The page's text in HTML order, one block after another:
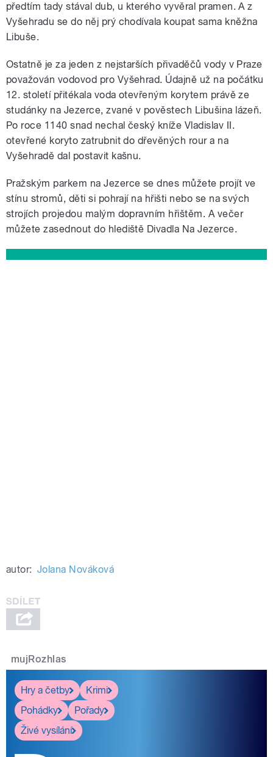
předtím tady stával dub, u kterého vyvěral pramen. A z
Vyšehradu se do něj prý chodívala koupat sama kněžna
Libuše.
Ostatně je za jeden z nejstarších přivaděčů vody v Praze
považován vodovod pro Vyšehrad. Údajně už na počátku
12. století přitékala voda otevřeným korytem právě ze
studánky na Jezerce, zvané v pověstech Libušina lázeň.
Po roce 1140 snad nechal český kníže Vladislav II.
otevřené koryto zatrubnit do dřevěných rour a na
Vyšehradě dal postavit kašnu.
Pražským parkem na Jezerce se dnes můžete projít ve
stínu stromů, děti si pohrají na hřišti nebo se na svých
strojích projedou malým dopravním hřištěm. A večer
můžete zasednout do hlediště Divadla Na Jezerce.
autor: Jolana Nováková
mujRozhlas
Hry a četby
Krimi
Pohádky
Pořady
Živé vysílání